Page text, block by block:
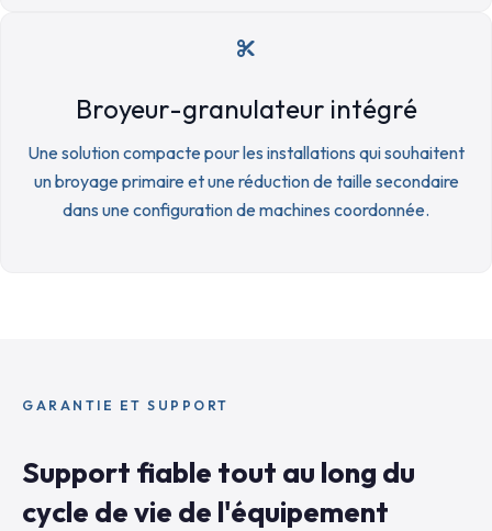
Broyeur-granulateur intégré
Une solution compacte pour les installations qui souhaitent
un broyage primaire et une réduction de taille secondaire
dans une configuration de machines coordonnée.
GARANTIE ET SUPPORT
Support fiable tout au long du
cycle de vie de l'équipement